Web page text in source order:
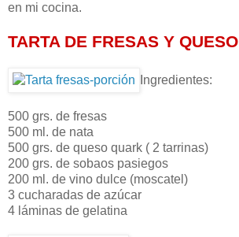
en mi cocina.
TARTA DE FRESAS Y QUESO
Ingredientes:
500 grs. de fresas
500 ml. de nata
500 grs. de queso quark ( 2 tarrinas)
200 grs. de sobaos pasiegos
200 ml. de vino dulce (moscatel)
3 cucharadas de azúcar
4 láminas de gelatina